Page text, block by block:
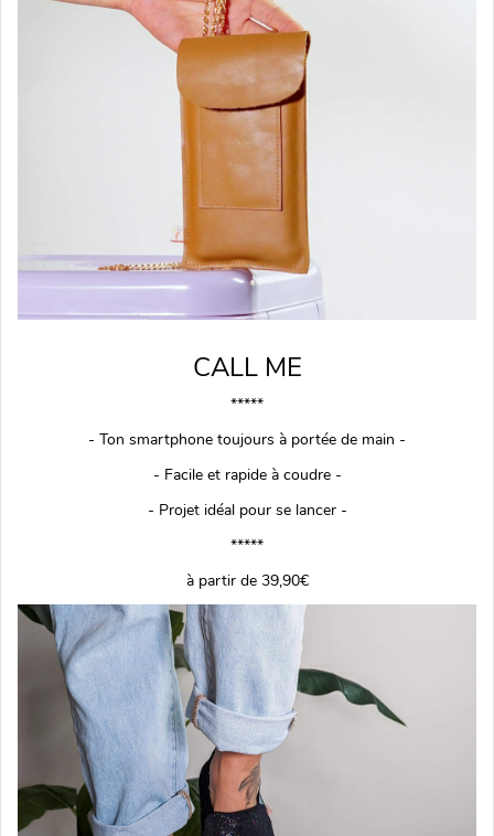
CALL ME
*****
- Ton smartphone toujours à portée de main -
- Facile et rapide à coudre -
- Projet idéal pour se lancer -
*****
à partir de 39,90€